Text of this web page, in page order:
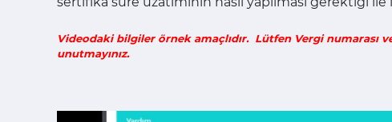
Videodaki bilgiler örnek amaçlıdır. Lütfen Vergi numarası
unutmayınız.